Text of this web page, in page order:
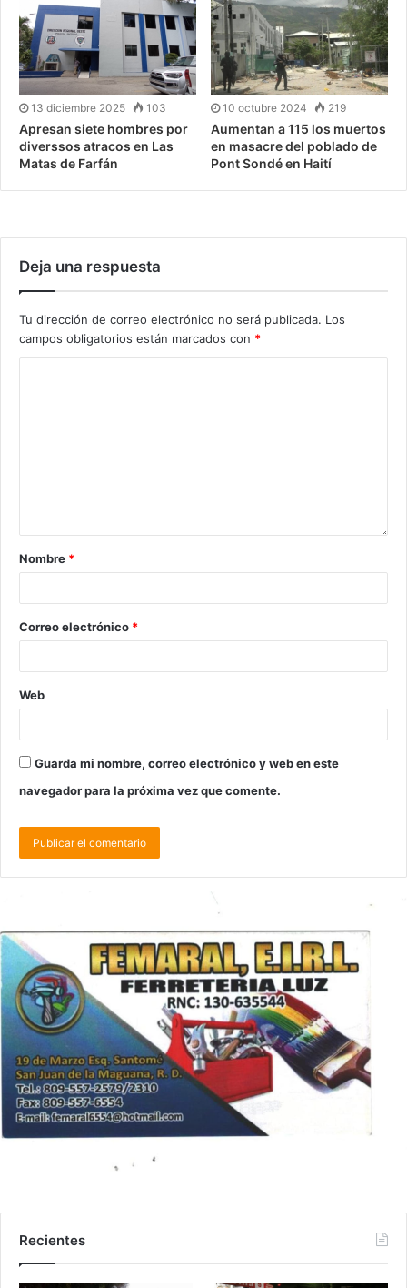
13 diciembre 2025 103
Apresan siete hombres por
diverssos atracos en Las
Matas de Farfán
10 octubre 2024 219
Aumentan a 115 los muertos
en masacre del poblado de
Pont Sondé en Haití
Deja una respuesta
Tu dirección de correo electrónico no será publicada. Los
campos obligatorios están marcados con *
Nombre *
Correo electrónico *
Web
Guarda mi nombre, correo electrónico y web en este
navegador para la próxima vez que comente.
Recientes